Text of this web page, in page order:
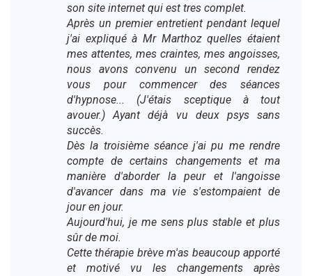
son site internet qui est tres complet.
Après un premier entretient pendant lequel
j'ai expliqué à Mr Marthoz quelles étaient
mes attentes, mes craintes, mes angoisses,
nous avons convenu un second rendez
vous pour commencer des séances
d'hypnose... (J'étais sceptique à tout
avouer.) Ayant déjà vu deux psys sans
succès.
Dès la troisième séance j'ai pu me rendre
compte de certains changements et ma
manière d'aborder la peur et l'angoisse
d'avancer dans ma vie s'estompaient de
jour en jour.
Aujourd'hui, je me sens plus stable et plus
sûr de moi.
Cette thérapie brève m'as beaucoup apporté
et motivé vu les changements après